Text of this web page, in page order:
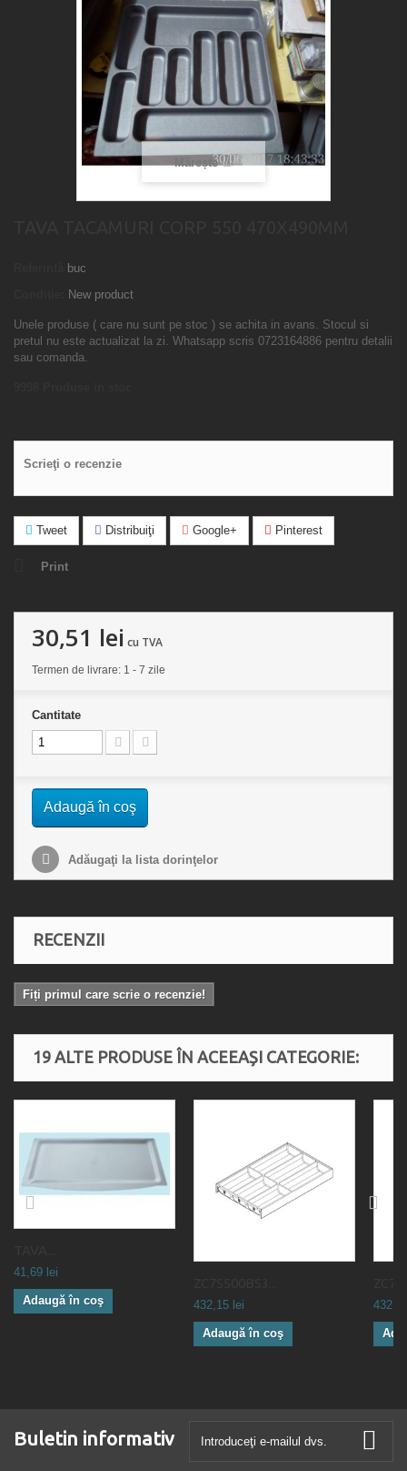
Mărește
buc
New product
Unele produse ( care nu sunt pe stoc ) se achita in avans. Stocul si
pretul nu este actualizat la zi. Whatsapp scris 0723164886 pentru detalii
sau comanda.
Scrieţi o recenzie
Tweet Distribuiţi Google+ Pinterest
Print
30,51 lei cu TVA
Termen de livrare: 1 - 7 zile
Cantitate
Adaugă în coş
Adăugaţi la lista dorinţelor
RECENZII
Fiți primul care scrie o recenzie!
19 ALTE PRODUSE ÎN ACEEAȘI CATEGORIE:
41,69 lei
Adaugă în coş 432,15 lei
Adaugă în coş
Buletin informativ